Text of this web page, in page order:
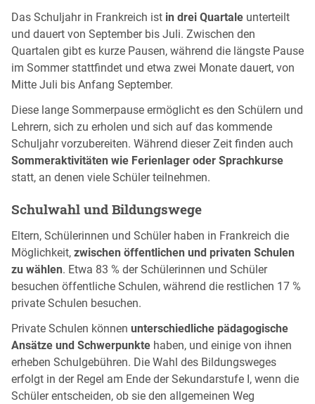
Das Schuljahr in Frankreich ist in drei Quartale unterteilt
und dauert von September bis Juli. Zwischen den
Quartalen gibt es kurze Pausen, während die längste Pause
im Sommer stattfindet und etwa zwei Monate dauert, von
Mitte Juli bis Anfang September.
Diese lange Sommerpause ermöglicht es den Schülern und
Lehrern, sich zu erholen und sich auf das kommende
Schuljahr vorzubereiten. Während dieser Zeit finden auch
Sommeraktivitäten wie Ferienlager oder Sprachkurse
statt, an denen viele Schüler teilnehmen.
Schulwahl und Bildungswege
Eltern, Schülerinnen und Schüler haben in Frankreich die
Möglichkeit, zwischen öffentlichen und privaten Schulen
zu wählen. Etwa 83 % der Schülerinnen und Schüler
besuchen öffentliche Schulen, während die restlichen 17 %
private Schulen besuchen.
Private Schulen können unterschiedliche pädagogische
Ansätze und Schwerpunkte haben, und einige von ihnen
erheben Schulgebühren. Die Wahl des Bildungsweges
erfolgt in der Regel am Ende der Sekundarstufe I, wenn die
Schüler entscheiden, ob sie den allgemeinen Weg